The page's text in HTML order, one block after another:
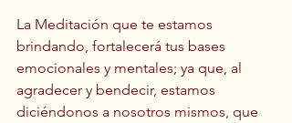
La Meditación que te estamos
brindando, fortalecerá tus bases
emocionales y mentales; ya que, al
agradecer y bendecir, estamos
diciéndonos a nosotros mismos, que